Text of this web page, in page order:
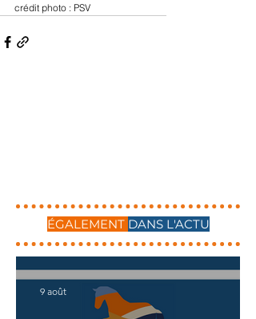
crédit photo : PSV
ÉGALEMENT DANS L'ACTU
9 août